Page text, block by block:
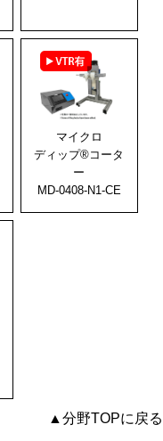
マイクロ
ディップ®コータ
ー
MD-0408-N1-CE
▲分野TOPに戻る